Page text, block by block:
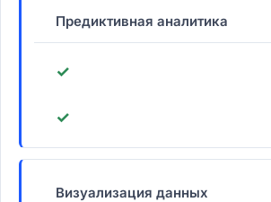
Предиктивная аналитика
✓
✓
Визуализация данных